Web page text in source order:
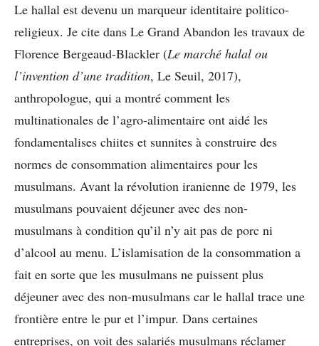
Le hallal est devenu un marqueur identitaire politico-
religieux. Je cite dans Le Grand Abandon les travaux de
Florence Bergeaud-Blackler (Le marché halal ou
l’invention d’une tradition, Le Seuil, 2017),
anthropologue, qui a montré comment les
multinationales de l’agro-alimentaire ont aidé les
fondamentalises chiites et sunnites à construire des
normes de consommation alimentaires pour les
musulmans. Avant la révolution iranienne de 1979, les
musulmans pouvaient déjeuner avec des non-
musulmans à condition qu’il n’y ait pas de porc ni
d’alcool au menu. L’islamisation de la consommation a
fait en sorte que les musulmans ne puissent plus
déjeuner avec des non-musulmans car le hallal trace une
frontière entre le pur et l’impur. Dans certaines
entreprises, on voit des salariés musulmans réclamer